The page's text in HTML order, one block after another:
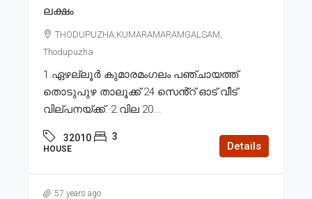
ലക്ഷം
THODUPUZHA,KUMARAMARAMGALSAM,
Thodupuzha
1.ഏഴല്ലൂർ കുമാരമംഗലം പഞ്ചായത്ത്
തൊടുപുഴ താലൂക്ക് 24 സെൻ്റ് ഓട് വീട്
വില്പനയ്ക്ക്. 2.വില 20...
32010 3
HOUSE Details
57 years ago